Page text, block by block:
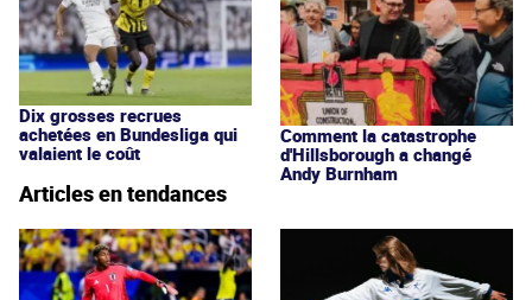
Dix grosses recrues
achetées en Bundesliga qui
valaient le coût
Comment la catastrophe
d'Hillsborough a changé
Andy Burnham
Articles en tendances